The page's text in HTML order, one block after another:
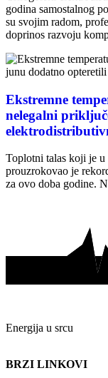
godina samostalnog
su svojim radom,
doprinos razvoju
Ekstremne
nelegalni
Toplotni talas koji je
prouzrokovao je
za ovo doba godine.
Energija u srcu
BRZI LINKOVI